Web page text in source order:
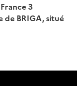
3
de BRIGA, situé